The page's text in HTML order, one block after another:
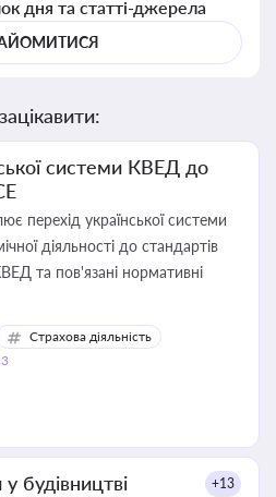
дня та статті-джерела
системи КВЕД до
перехід української системи
діяльності до стандартів
та пов'язані нормативні
Страхова діяльність
будівництві +13